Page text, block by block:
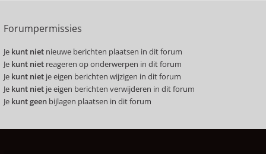
Forumpermissies
Je kunt niet nieuwe berichten plaatsen in dit forum
Je kunt niet reageren op onderwerpen in dit forum
Je kunt niet je eigen berichten wijzigen in dit forum
Je kunt niet je eigen berichten verwijderen in dit forum
Je kunt geen bijlagen plaatsen in dit forum